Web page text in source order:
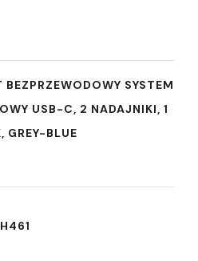
BEZPRZEWODOWY SYSTEM
USB-C, 2 NADAJNIKI, 1
GREY-BLUE